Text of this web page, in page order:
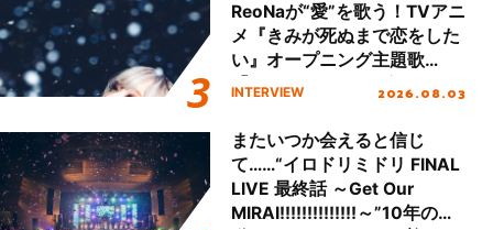
ReoNaが“愛”を歌う！TVアニ
メ『きみが死ぬまで恋をした
い』オープニング主題歌
「Amore」インタビュー
INTERVIEW 2026.08.03
またいつか会えると信じ
て……“イロドリミドリ FINAL
LIVE 最終話 ～Get Our
MIRAI!!!!!!!!!!!!!!～”10年の活